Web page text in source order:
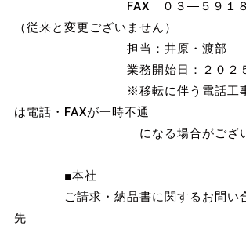
FAX ０３―５９１８－
（従来と変更ございません）
担当：井原・渡部
業務開始日：２０２５年
※移転に伴う電話工事の
は電話・FAXが一時不通
になる場合がございま
■本社
ご請求・納品書に関するお問い合
先